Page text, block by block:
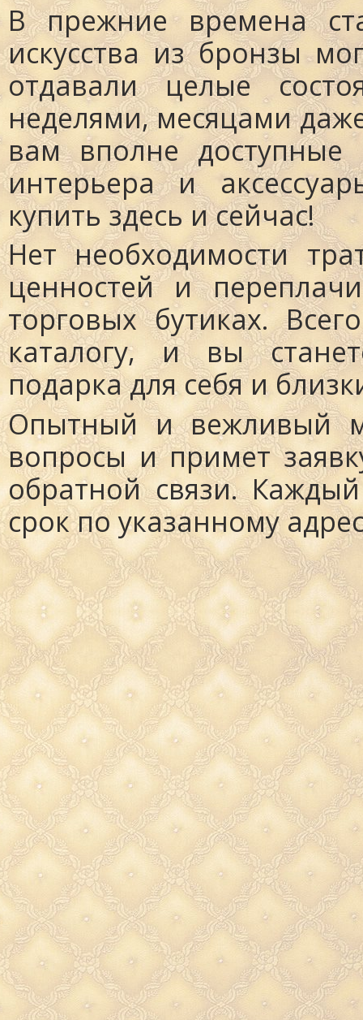
В прежние времена
искусства из бронзы
отдавали целые
неделями, месяцами
вам вполне
интерьера и
купить здесь и сейчас!
Нет необходимости
ценностей и
торговых бутиках.
каталогу, и вы
подарка для себя и
Опытный и вежливый
вопросы и примет
обратной связи.
срок по указанному